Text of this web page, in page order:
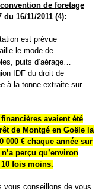
de foretage
16/11/2011 (4):
est prévue
le mode de
puits d’aérage…
IDF du droit de
à la tonne extraite sur
avaient été
de Montgé en Goële la
000 € chaque année sur
perçu qu’environ
fois moins.
vous conseillons de vous